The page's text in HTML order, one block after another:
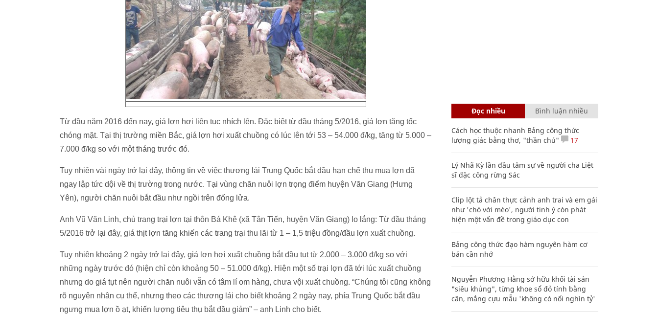
Từ đầu năm 2016 đến nay, giá lợn hơi liên tục nhích lên. Đặc biệt từ đầu tháng 5/2016, giá lợn tăng tốc
chóng mặt. Tại thị trường miền Bắc, giá lợn hơi xuất chuồng có lúc lên tới 53 – 54.000 đ/kg, tăng từ 5.000 –
7.000 đ/kg so với một tháng trước đó.
Tuy nhiên vài ngày trở lại đây, thông tin về việc thương lái Trung Quốc bắt đầu hạn chế thu mua lợn đã
ngay lập tức dội về thị trường trong nước. Tại vùng chăn nuôi lợn trọng điểm huyện Văn Giang (Hưng
Yên), người chăn nuôi bắt đầu như ngồi trên đống lửa.
Anh Vũ Văn Linh, chủ trang trại lợn tại thôn Bá Khê (xã Tân Tiến, huyện Văn Giang) lo lắng: Từ đầu tháng
5/2016 trở lại đây, giá thịt lợn tăng khiến các trang trại thu lãi từ 1 – 1,5 triệu đồng/đầu lợn xuất chuồng.
Tuy nhiên khoảng 2 ngày trở lại đây, giá lợn hơi xuất chuồng bắt đầu tụt từ 2.000 – 3.000 đ/kg so với
những ngày trước đó (hiện chỉ còn khoảng 50 – 51.000 đ/kg). Hiện một số trại lợn đã tới lúc xuất chuồng
nhưng do giá tụt nên người chăn nuôi vẫn có tâm lí om hàng, chưa vội xuất chuồng. “Chúng tôi cũng không
rõ nguyên nhân cụ thể, nhưng theo các thương lái cho biết khoảng 2 ngày nay, phía Trung Quốc bắt đầu
ngưng mua lợn ồ ạt, khiến lượng tiêu thụ bắt đầu giảm” – anh Linh cho biết.
Đọc nhiều Bình luận nhiều
Cách học thuộc nhanh Bảng công thức
lượng giác bằng thơ, "thần chú"
17
Lý Nhã Kỳ lần đầu tâm sự về người cha Liệt
sĩ đặc công rừng Sác
Clip lột tả chân thực cảnh anh trai và em gái
như 'chó với mèo', người tinh ý còn phát
hiện một vấn đề trong giáo dục con
Bảng công thức đạo hàm nguyên hàm cơ
bản cần nhớ
Nguyễn Phương Hằng sở hữu khối tài sản
"siêu khủng", từng khoe sổ đỏ tính bằng
cân, mắng cựu mẫu 'không có nổi nghìn tỷ'